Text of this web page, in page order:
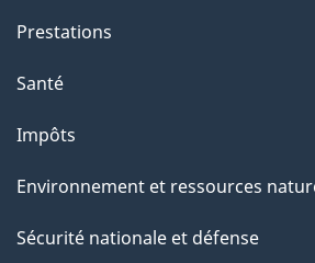
g
e
Prestations
Santé
Impôts
Environnement et ressources
Sécurité nationale et défense